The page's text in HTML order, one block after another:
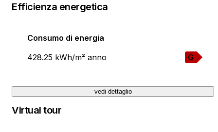
Efficienza energetica
Consumo di energia
428.25 kWh/m² anno
G
vedi dettaglio
Virtual tour